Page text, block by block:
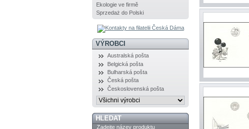
Ekologie ve firmě
Sprzedaż do Polski
VÝROBCI
Australská pošta
Belgická pošta
Bulharská pošta
Česká pošta
Československá pošta
HLEDAT
Zadejte název produktu